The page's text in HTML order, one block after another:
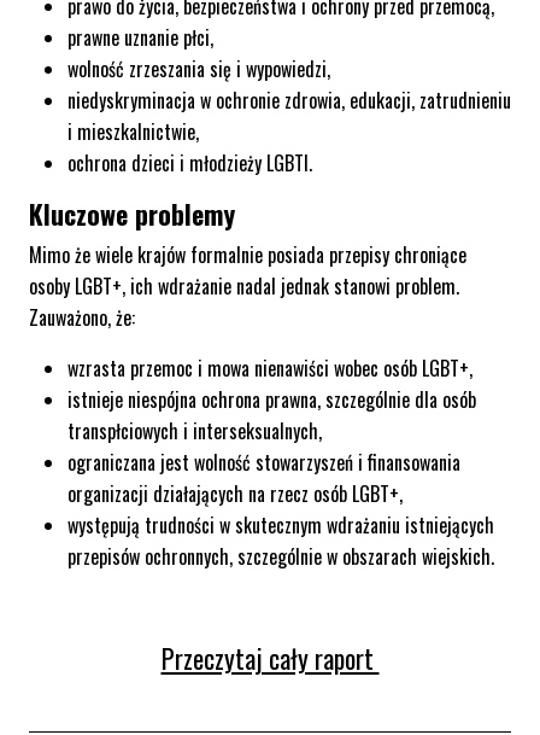
prawo do życia, bezpieczeństwa i ochrony przed przemocą,
prawne uznanie płci,
wolność zrzeszania się i wypowiedzi,
niedyskryminacja w ochronie zdrowia, edukacji, zatrudnieniu
i mieszkalnictwie,
ochrona dzieci i młodzieży LGBTI.
Kluczowe problemy
Mimo że wiele krajów formalnie posiada przepisy chroniące
osoby LGBT+, ich wdrażanie nadal jednak stanowi problem.
Zauważono, że:
wzrasta przemoc i mowa nienawiści wobec osób LGBT+,
istnieje niespójna ochrona prawna, szczególnie dla osób
transpłciowych i interseksualnych,
ograniczana jest wolność stowarzyszeń i finansowania
organizacji działających na rzecz osób LGBT+,
występują trudności w skutecznym wdrażaniu istniejących
przepisów ochronnych, szczególnie w obszarach wiejskich.
Przeczytaj cały raport